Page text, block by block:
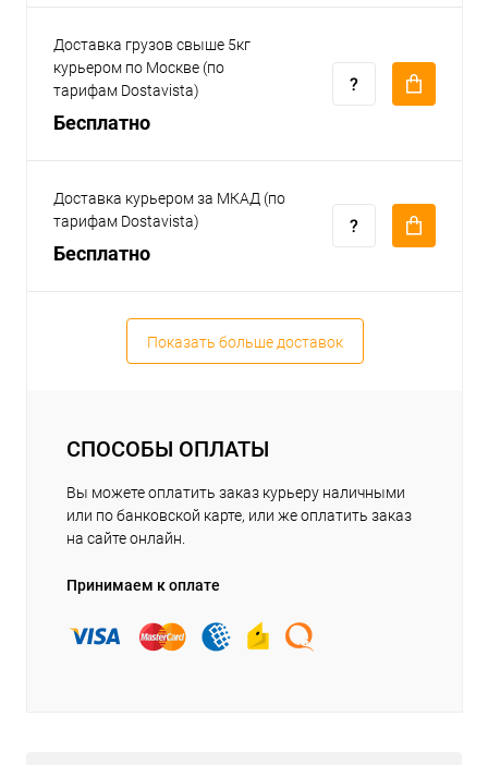
Доставка грузов свыше 5кг
курьером по Москве (по
тарифам Dostavista)
Бесплатно
Доставка курьером за МКАД (по
тарифам Dostavista)
Бесплатно
Показать больше доставок
СПОСОБЫ ОПЛАТЫ
Вы можете оплатить заказ курьеру наличными
или по банковской карте, или же оплатить заказ
на сайте онлайн.
Принимаем к оплате